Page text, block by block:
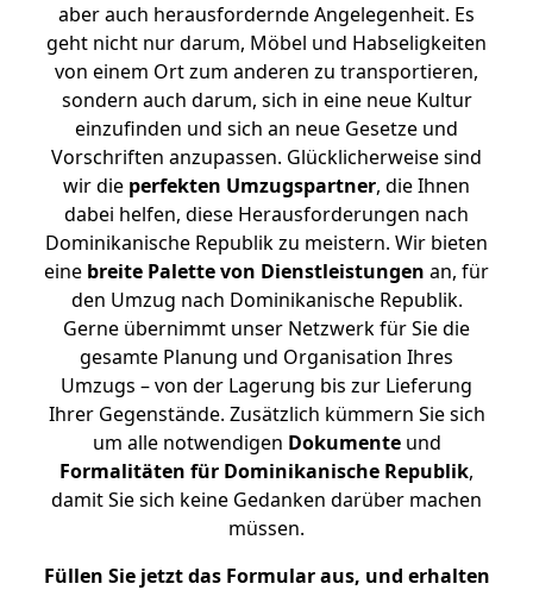
aber auch herausfordernde Angelegenheit. Es
geht nicht nur darum, Möbel und Habseligkeiten
von einem Ort zum anderen zu transportieren,
sondern auch darum, sich in eine neue Kultur
einzufinden und sich an neue Gesetze und
Vorschriften anzupassen. Glücklicherweise sind
wir die perfekten Umzugspartner, die Ihnen
dabei helfen, diese Herausforderungen nach
Dominikanische Republik zu meistern. Wir bieten
eine breite Palette von Dienstleistungen an, für
den Umzug nach Dominikanische Republik.
Gerne übernimmt unser Netzwerk für Sie die
gesamte Planung und Organisation Ihres
Umzugs – von der Lagerung bis zur Lieferung
Ihrer Gegenstände. Zusätzlich kümmern Sie sich
um alle notwendigen Dokumenteund
Formalitäten für Dominikanische Republik,
damit Sie sich keine Gedanken darüber machen
müssen.
Füllen Sie jetzt das Formular aus, und erhalten